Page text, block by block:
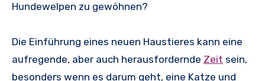
Hundewelpen zu gewöhnen?
Die Einführung eines neuen Haustieres kann eine
aufregende, aber auch herausfordernde Zeit sein,
besonders wenn es darum geht, eine Katze und